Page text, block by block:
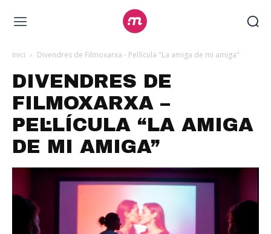
Inici Divendres de Filmoxarxa - Pel·lícula "La amiga de mi amiga"
DIVENDRES DE
FILMOXARXA –
PEL·LÍCULA “LA AMIGA
DE MI AMIGA”